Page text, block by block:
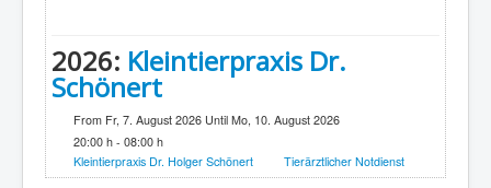
2026: Kleintierpraxis Dr.
Schönert
From Fr, 7. August 2026 Until Mo, 10. August 2026
20:00 h - 08:00 h
Kleintierpraxis Dr. Holger Schönert
Tierärztlicher Notdienst